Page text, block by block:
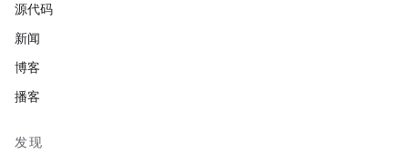
源代码
新闻
博客
播客
发现